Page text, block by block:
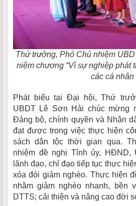
Thứ trưởng, Phó Chủ nhiệm
niệm chương “Vì sự nghiệp phát
các cá nhân
Phát biểu tại Đại hội, Thứ
UBDT Lê Sơn Hải chúc mừng
Đảng bộ, chính quyền và Nhân
đạt được trong việc thực hiện
sách dân tộc thời gian qua.
nhiệm đề nghị Tỉnh ủy, HĐND,
lãnh đạo, chỉ đạo tiếp tục thực
xóa đói giảm nghèo. Thực hiện
nhằm giảm nghèo nhanh, bền
DTTS; cải thiện và nâng cao đời